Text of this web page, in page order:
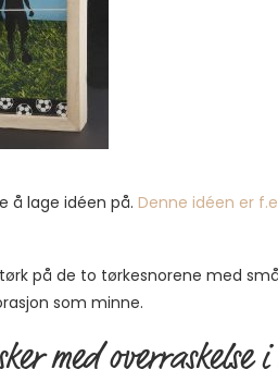
å lage idéen på. Denne idéen er
på de to tørkesnorene med
som minne.
med overraskelse i